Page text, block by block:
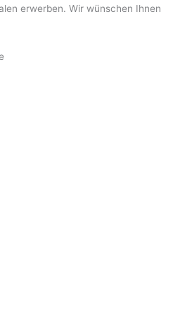
erwerben. Wir wünschen Ihnen